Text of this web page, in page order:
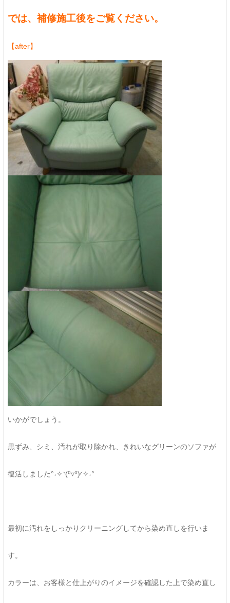
では、補修施工後をご覧ください。
【after】
いかがでしょう。
黒ずみ、シミ、汚れが取り除かれ、きれいなグリーンのソファが
復活しました°˖✧◝(⁰▿⁰)◜✧˖°
最初に汚れをしっかりクリーニングしてから染め直しを行いま
す。
カラーは、お客様と仕上がりのイメージを確認した上で染め直し